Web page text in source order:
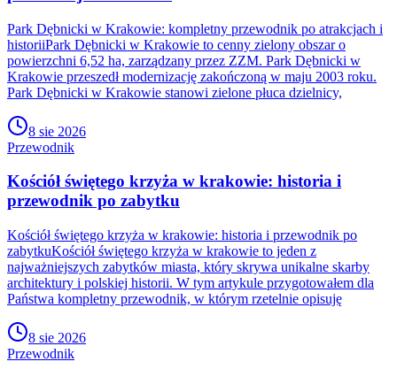
Park Dębnicki w Krakowie: kompletny przewodnik po atrakcjach i
historiiPark Dębnicki w Krakowie to cenny zielony obszar o
powierzchni 6,52 ha, zarządzany przez ZZM. Park Dębnicki w
Krakowie przeszedł modernizację zakończoną w maju 2003 roku.
Park Dębnicki w Krakowie stanowi zielone płuca dzielnicy,
8 sie 2026
Przewodnik
Kościół świętego krzyża w krakowie: historia i
przewodnik po zabytku
Kościół świętego krzyża w krakowie: historia i przewodnik po
zabytkuKościół świętego krzyża w krakowie to jeden z
najważniejszych zabytków miasta, który skrywa unikalne skarby
architektury i polskiej historii. W tym artykule przygotowałem dla
Państwa kompletny przewodnik, w którym rzetelnie opisuję
8 sie 2026
Przewodnik